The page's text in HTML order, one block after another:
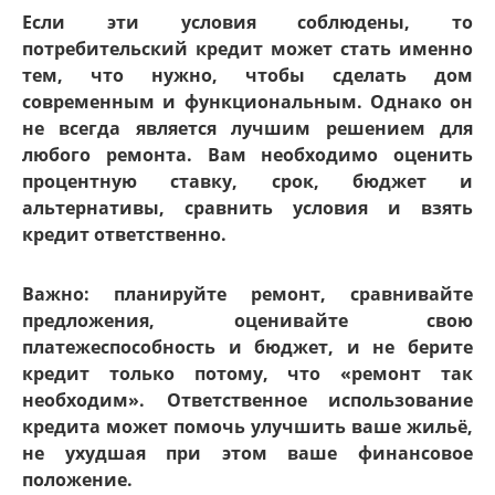
Если эти условия соблюдены, то
потребительский кредит может стать именно
тем, что нужно, чтобы сделать дом
современным и функциональным. Однако он
не всегда является лучшим решением для
любого ремонта. Вам необходимо оценить
процентную ставку, срок, бюджет и
альтернативы, сравнить условия и взять
кредит ответственно.
Важно: планируйте ремонт, сравнивайте
предложения, оценивайте свою
платежеспособность и бюджет, и не берите
кредит только потому, что «ремонт так
необходим». Ответственное использование
кредита может помочь улучшить ваше жильё,
не ухудшая при этом ваше финансовое
положение.